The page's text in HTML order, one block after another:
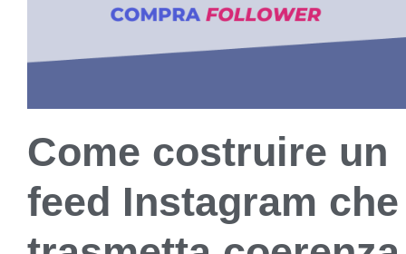
Come costruire un
feed Instagram che